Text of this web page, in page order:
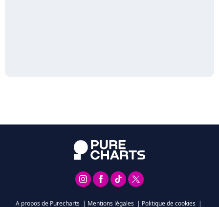
A propos de Purecharts | Mentions légales | Politique de cookies |